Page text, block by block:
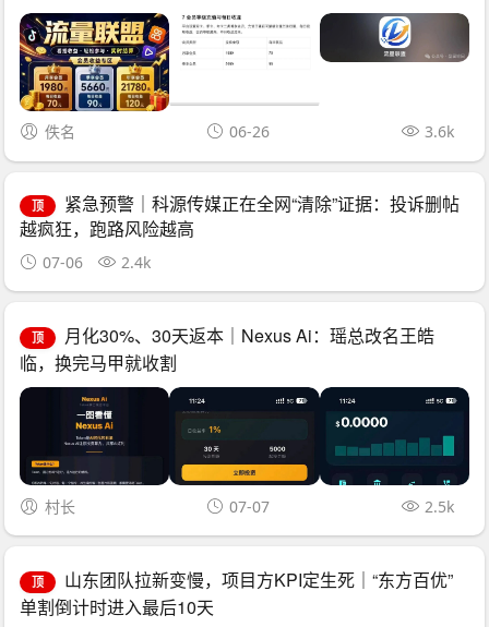
佚名 06-26 3.6k
顶
紧急预警｜科源传媒正在全网“清除”证据：投诉删帖
越疯狂，跑路风险越高
07-06 2.4k
顶
月化30%、30天返本｜Nexus Ai：瑶总改名王皓
临，换完马甲就收割
村长 07-07 2.5k
顶
山东团队拉新变慢，项目方KPI定生死｜“东方百优”
单割倒计时进入最后10天